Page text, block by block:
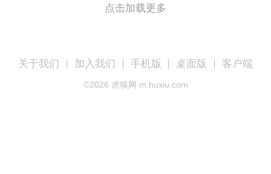
点击加载更多
关于我们 加入我们 手机版 桌面版 客户端
©2026 虎嗅网 m.huxiu.com